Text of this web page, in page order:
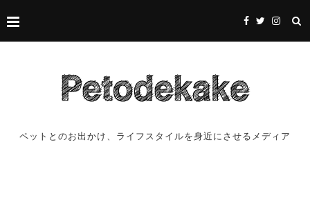
ペットとのお出かけ、ライフスタイルを身近にさせるメディア